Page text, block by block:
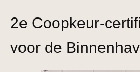
2e Coopkeur-
voor de